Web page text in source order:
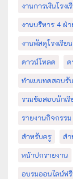
งานการเงินโรงเ
งานบริหาร 4 ฝ่า
งานพัสดุโรงเรียน
ดาวน์โหลด
ทำแบบทดสอบรั
รวมข้อสอบนักเรี
รายงานกิจกรรม
สำหรับครู
ส
หน้าปกรายงาน
อบรมออนไลน์ฟรี